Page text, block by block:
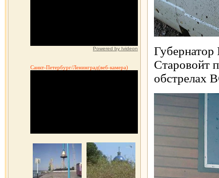
Powered by Ivideon
Санкт-Петербург/Ленинград(веб-камера)
Губернатор
Старовойт
обстрелах